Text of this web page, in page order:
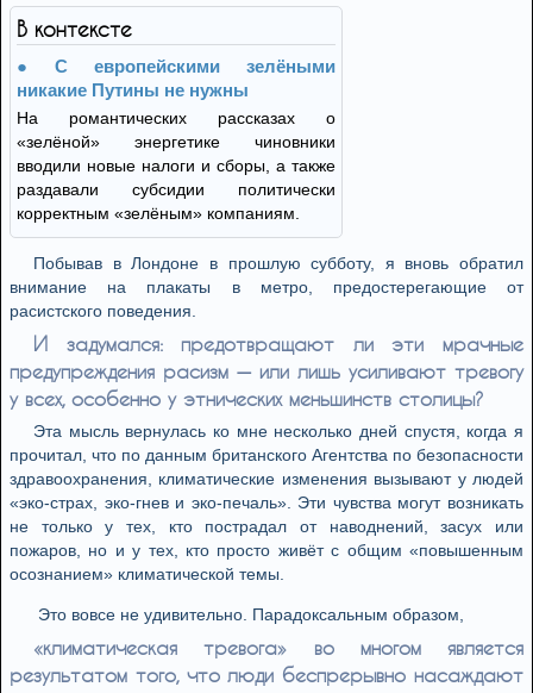
В контексте
С европейскими зелёными
никакие Путины не нужны
На романтических рассказах о
«зелёной» энергетике чиновники
вводили новые налоги и сборы, а также
раздавали субсидии политически
корректным «зелёным» компаниям.
Побывав в Лондоне в прошлую субботу, я вновь обратил
внимание на плакаты в метро, предостерегающие от
расистского поведения.
И задумался: предотвращают ли эти мрачные
предупреждения расизм — или лишь усиливают тревогу
у всех, особенно у этнических меньшинств столицы?
Эта мысль вернулась ко мне несколько дней спустя, когда я
прочитал, что по данным британского Агентства по безопасности
здравоохранения, климатические изменения вызывают у людей
«эко-страх, эко-гнев и эко-печаль». Эти чувства могут возникать
не только у тех, кто пострадал от наводнений, засух или
пожаров, но и у тех, кто просто живёт с общим «повышенным
осознанием» климатической темы.
Это вовсе не удивительно. Парадоксальным образом,
«климатическая тревога» во многом является
результатом того, что люди беспрерывно насаждают